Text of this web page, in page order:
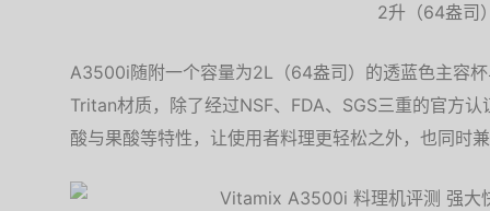
2升（64盎司
A3500i随附一个容量为2L（64盎司）的透蓝色主容
Tritan材质，除了经过NSF、FDA、SGS三重的官方
酸与果酸等特性，让使用者料理更轻松之外，也同时